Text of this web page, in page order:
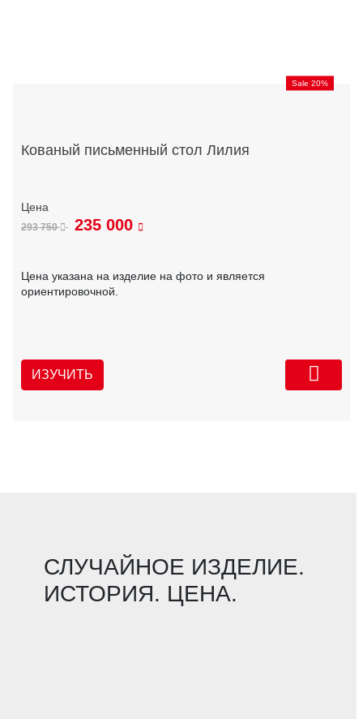
Sale 20%
Кованый письменный стол Лилия
293 750 235 000
Цена указана на изделие на фото и является
ориентировочной.
ИЗУЧИТЬ
СЛУЧАЙНОЕ ИЗДЕЛИЕ.
ИСТОРИЯ. ЦЕНА.